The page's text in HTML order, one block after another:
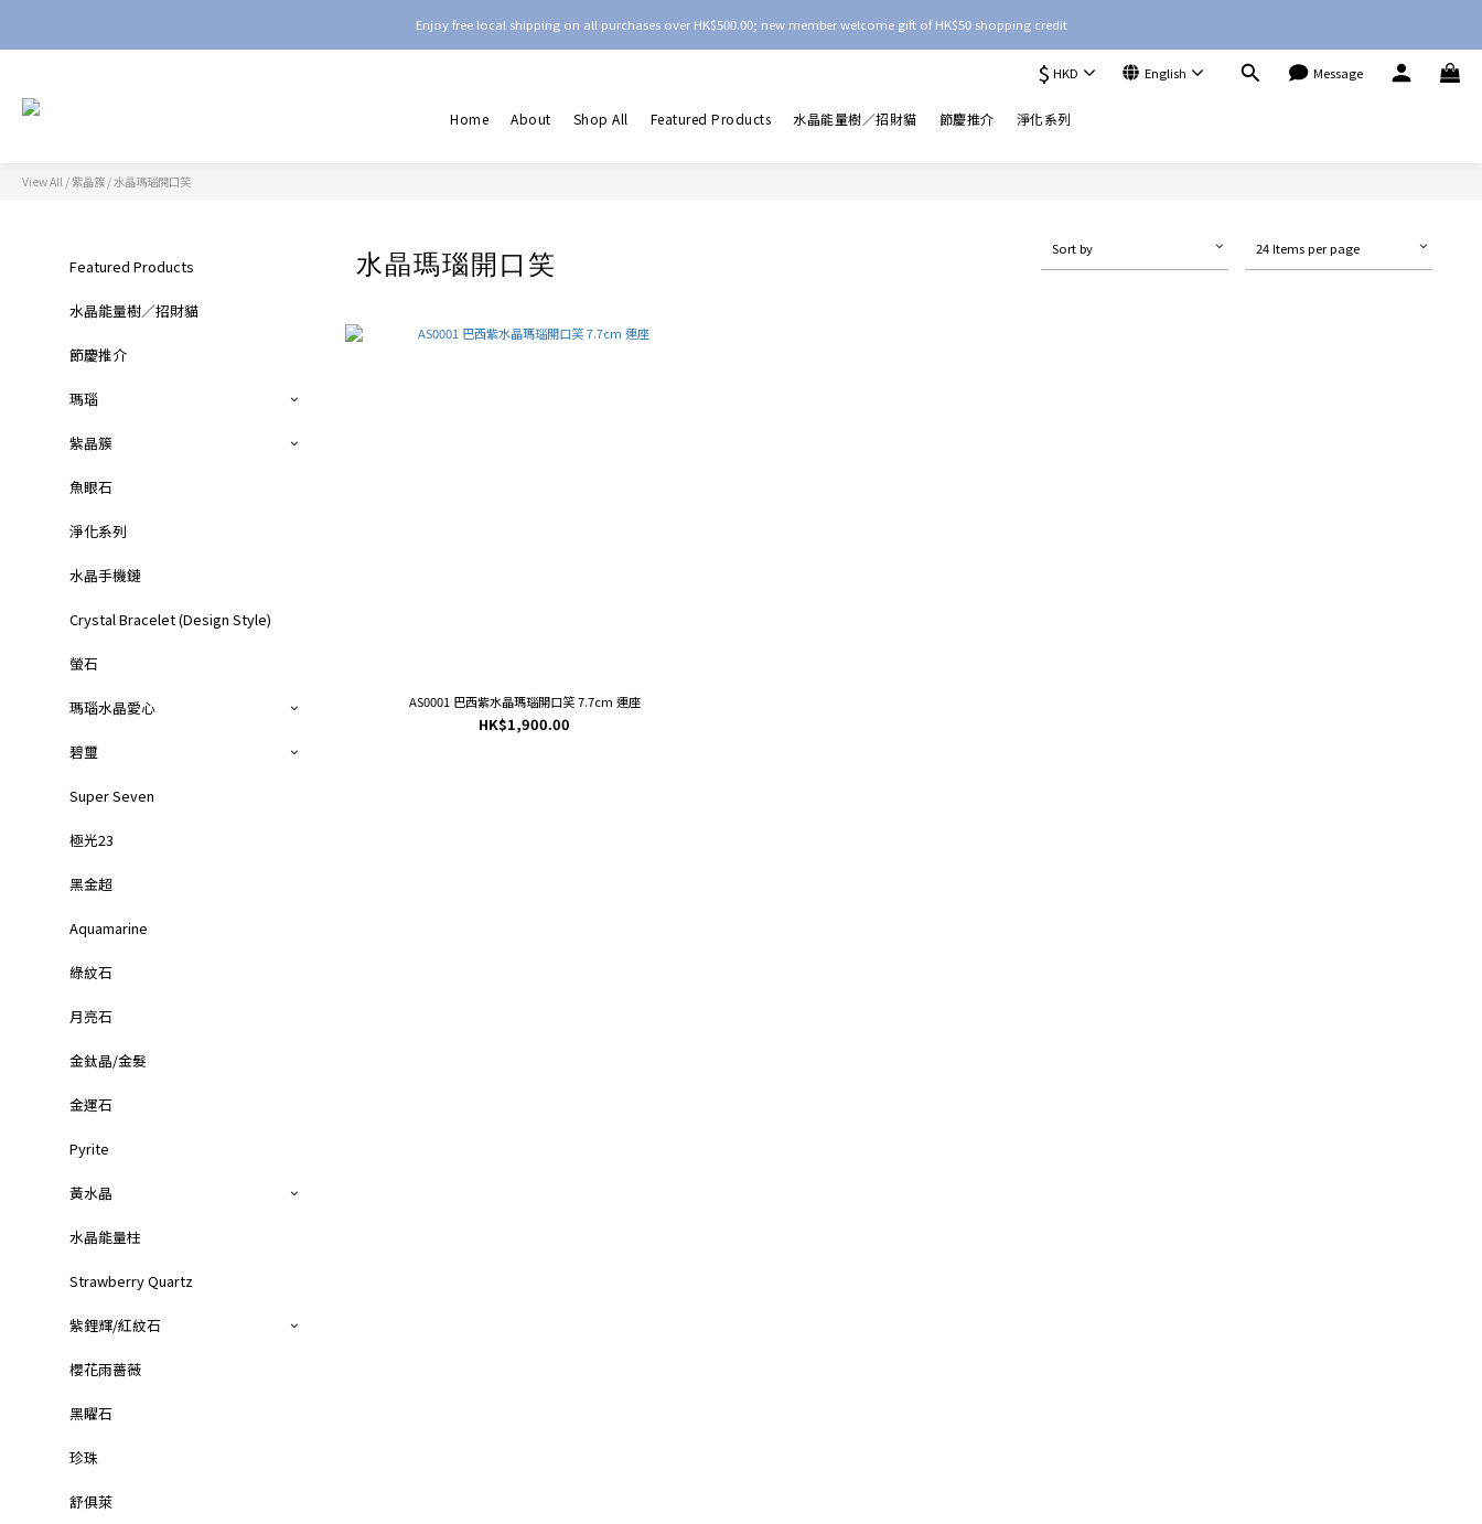
Enjoy free local shipping on all purchases over HK$500.00; new member welcome gift of HK$50 shopping credit
$ HKD English Message
Home About Shop All Featured Products 水晶能量樹／招財貓 節慶推介 淨化系列
View All /紫晶簇 /水晶瑪瑙開口笑
Featured Products
水晶能量樹／招財貓
節慶推介
瑪瑙
紫晶簇
魚眼石
淨化系列
水晶手機鏈
Crystal Bracelet (Design Style)
螢石
瑪瑙水晶愛心
碧璽
Super Seven
極光23
黑金超
Aquamarine
綠紋石
月亮石
金鈦晶/金髮
金運石
Pyrite
黃水晶
水晶能量柱
Strawberry Quartz
紫鋰輝/紅紋石
櫻花雨薔薇
黑矅石
珍珠
舒俱萊
水晶瑪瑙開口笑 Sort by 24 Items per page
AS0001 巴西紫水晶瑪瑙開口笑 7.7cm 連座
HK$1,900.00